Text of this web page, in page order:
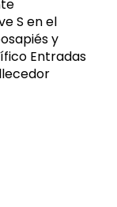
S en el
y
Entradas